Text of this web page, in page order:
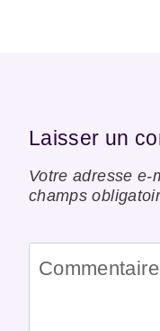
Laisser un
Votre adresse e-
champs